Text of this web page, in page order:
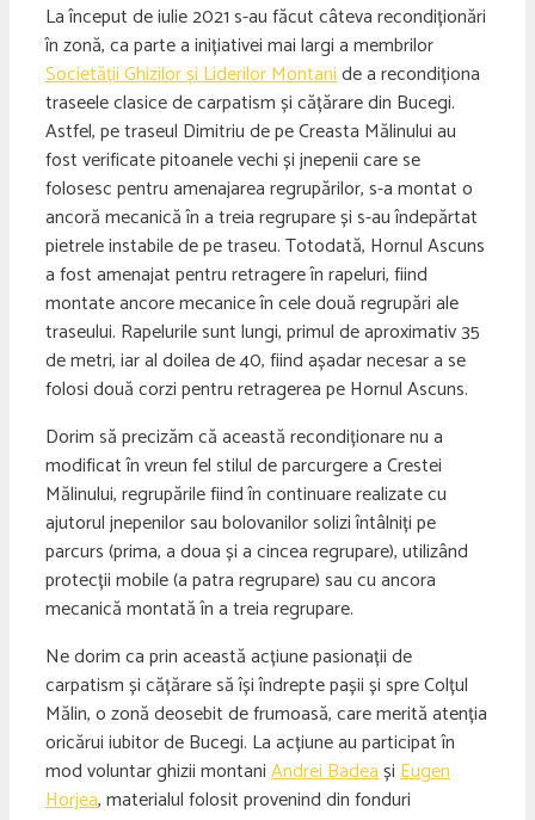
La început de iulie 2021 s-au făcut câteva recondiționări
în zonă, ca parte a inițiativei mai largi a membrilor
Societății Ghizilor și Liderilor Montanide a recondiționa
traseele clasice de carpatism și cățărare din Bucegi.
Astfel, pe traseul Dimitriu de pe Creasta Mălinului au
fost verificate pitoanele vechi și jnepenii care se
folosesc pentru amenajarea regrupărilor, s-a montat o
ancoră mecanică în a treia regrupare și s-au îndepărtat
pietrele instabile de pe traseu. Totodată, Hornul Ascuns
a fost amenajat pentru retragere în rapeluri, fiind
montate ancore mecanice în cele două regrupări ale
traseului. Rapelurile sunt lungi, primul de aproximativ 35
de metri, iar al doilea de 40, fiind așadar necesar a se
folosi două corzi pentru retragerea pe Hornul Ascuns.
Dorim să precizăm că această recondiționare nu a
modificat în vreun fel stilul de parcurgere a Crestei
Mălinului, regrupările fiind în continuare realizate cu
ajutorul jnepenilor sau bolovanilor solizi întâlniți pe
parcurs (prima, a doua și a cincea regrupare), utilizând
protecții mobile (a patra regrupare) sau cu ancora
mecanică montată în a treia regrupare.
Ne dorim ca prin această acțiune pasionații de
carpatism și cățărare să își îndrepte pașii și spre Colțul
Mălin, o zonă deosebit de frumoasă, care merită atenția
oricărui iubitor de Bucegi. La acțiune au participat în
mod voluntar ghizii montaniAndrei BadeașiEugen
Horjea, materialul folosit provenind din fonduri